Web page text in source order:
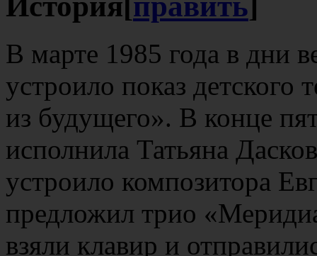
В марте 1985 года в дни
устроило показ детского
из будущего». В конце
исполнила Татьяна
устроило композитора
предложил трио
взяли клавир и